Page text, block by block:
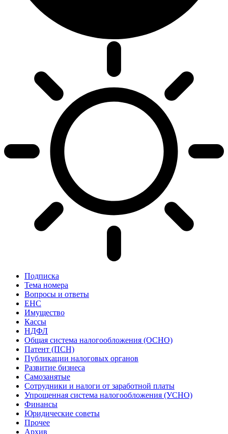
Подписка
Тема номера
Вопросы и ответы
ЕНС
Имущество
Кассы
НДФЛ
Общая система налогообложения (ОСНО)
Патент (ПСН)
Публикации налоговых органов
Развитие бизнеса
Самозанятые
Сотрудники и налоги от заработной платы
Упрощенная система налогообложения (УСНО)
Финансы
Юридические советы
Прочее
Архив